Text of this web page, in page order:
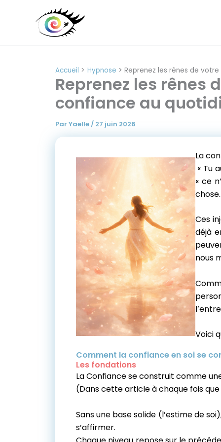
Accueil Hypnose Reprenez les rênes de
Reprenez les rênes
confiance au
Par Yaelle / 27 juin 2026
La
« Tu
« ce
Ces
déjà
nous
Voici
Comment la confiance en soi se
Les fondations
La Confiance se construit comme
(Dans cette article à chaque fois que
Sans une base solide (l’estime de
s’affirmer.